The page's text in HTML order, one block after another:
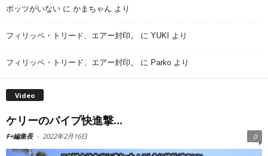
ポッツがいない に かまちゃん より
フィリッペ・トリード、エアー封印。 に YUKI より
フィリッペ・トリード、エアー封印。 に Parko より
Video
ケリーのパイプ快進撃...
F+編集長 - 2022年2月16日 0